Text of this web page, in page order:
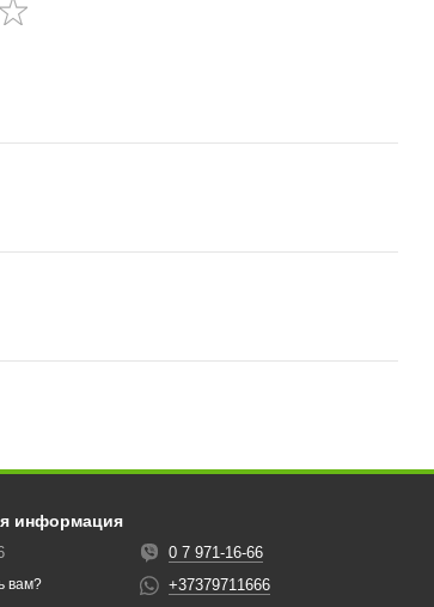
информация
вам?
0 7 971-16-66
+37379711666